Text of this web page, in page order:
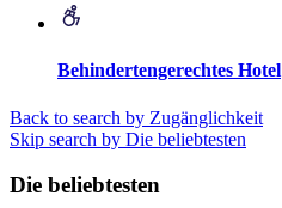
Behindertengerechtes Hotel
Back to search by Zugänglichkeit
Skip search by Die beliebtesten
Die beliebtesten